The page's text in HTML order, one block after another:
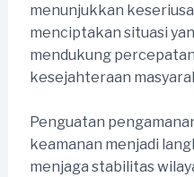
menunjukkan
menciptakan situasi
mendukung
kesejahteraan
Penguatan
keamanan menjadi
menjaga stabilitas